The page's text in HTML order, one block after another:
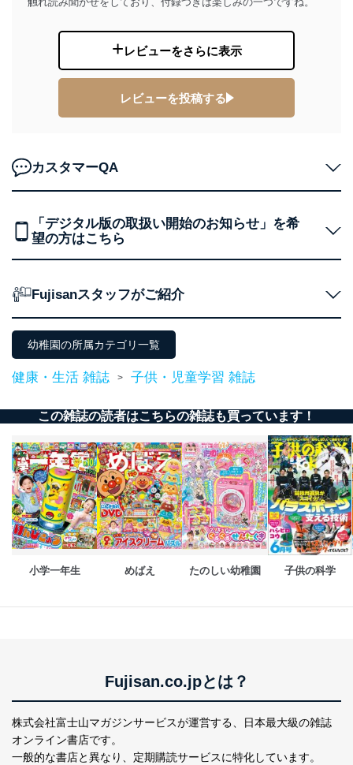
１．個人情報保護管理者
護管理者の責任のもと、個人情報を取得・アクセス・利
用・提供・管理いたします。
株式会社富士山マガジンサービス
代表取締役会長 西野 伸一郎
個人情報保護管理者: 経営管理グループディレクター 前
２．利用目的
当社が取り扱う開示対象個人情報の利用目的は次のとお
No
個人情報の種類
1
当社の定期購読サ
ービス等をご利用
購入商品の配送のため
商品代金回収のため
ｅメール等による商品、サービ
ス、キャンペーン等の広告の案内
のため
閲覧履歴や購買履歴等の情報を分
析して、趣味・嗜好に
応じた新商品・サービスに関する
広告のため
2
当社にお問合わせ
いただいた方の個
人情報
お問い合わせ対応、トラブル対
処、オペレーター教育など応対品
質向上のため
3
Aサービス利用者
カスタマーQ＆Aサイトの投稿内容
の確認のため
ｅメール等によるカスタマーQ＆A
サイトのサービス内容のご案内の
ため
め
6
により当社の
定期購読サービス
等をご利用の方の
た商品の発売元企業からのｅメー
サービス、キャンペーン等の広告
レビューをさらに表示
レビューを投稿する
カスタマーQA
「デジタル版の取扱い開始のお知らせ」を希
望の方はこちら
Fujisanスタッフがご紹介
幼稚園の所属カテゴリ一覧
健康・生活 雑誌 > 子供・児童学習 雑誌
この雑誌の読者はこちらの雑誌も買っています！
小学一年生 めばえ たのしい幼稚園 子供の科学
Fujisan.co.jpとは？
株式会社富士山マガジンサービスが運営する、
日本最大級の雑誌
オンライン書店です。
一般的な書店と異なり、 定期購読サービスに特化しています。